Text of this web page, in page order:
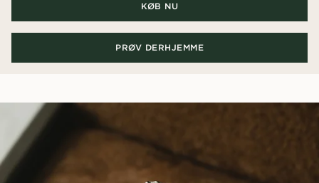
KØB NU
PRØV DERHJEMME